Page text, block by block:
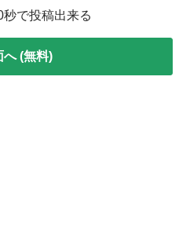
で投稿出来る
へ (無料)